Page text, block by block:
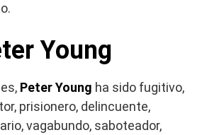
Young
Peter Young ha sido fugitivo,
prisionero, delincuente,
vagabundo, saboteador,